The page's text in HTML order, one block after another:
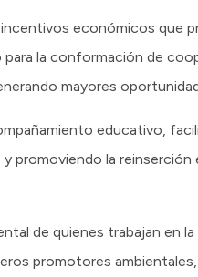
económicos que
la conformación de
mayores
educativo,
promoviendo la
de quienes trabajan en
promotores